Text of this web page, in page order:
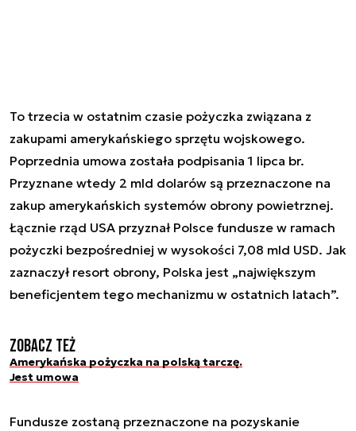
To trzecia w ostatnim czasie pożyczka związana z
zakupami amerykańskiego sprzętu wojskowego.
Poprzednia umowa została podpisania 1 lipca br.
Przyznane wtedy 2 mld dolarów są przeznaczone na
zakup amerykańskich systemów obrony powietrznej.
Łącznie rząd USA przyznał Polsce fundusze w ramach
pożyczki bezpośredniej w wysokości 7,08 mld USD. Jak
zaznaczył resort obrony, Polska jest „największym
beneficjentem tego mechanizmu w ostatnich latach”.
Zobacz też
Amerykańska pożyczka na polską tarczę.
Jest umowa
Fundusze zostaną przeznaczone na pozyskanie